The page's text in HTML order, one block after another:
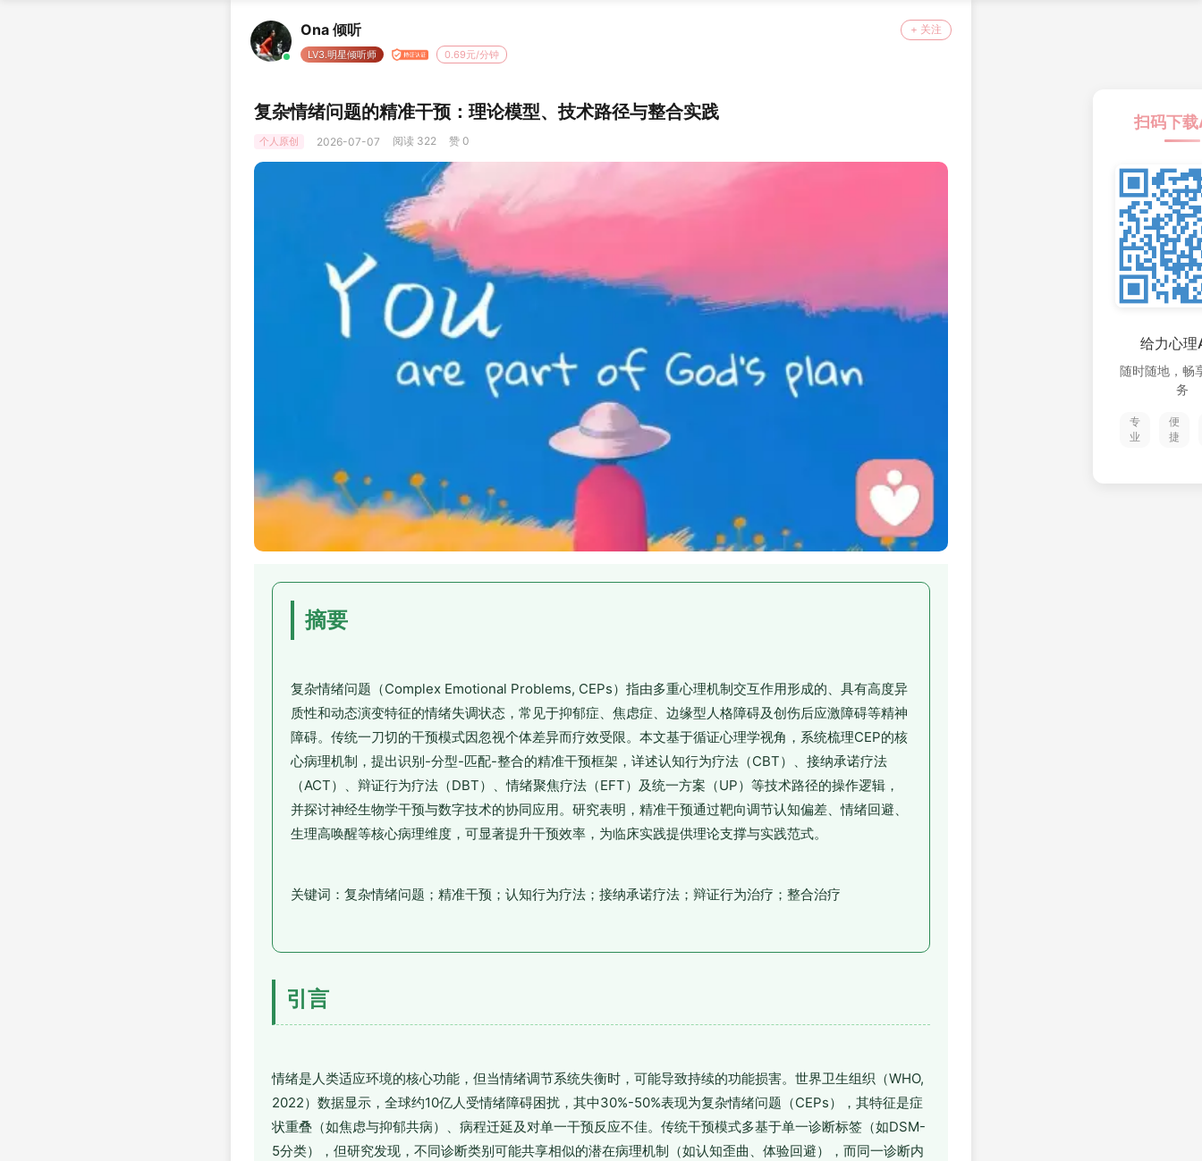
Ona 倾听 + 关注
LV3.明星倾听师 0.69元/分钟
复杂情绪问题的精准干预：理论模型、技术路径与整合实践
个人原创 2026-07-07 阅读 322 赞 0
摘要
复杂情绪问题（Complex Emotional Problems, CEPs）指由多重心理机制交互作用形成的、具有高度异
质性和动态演变特征的情绪失调状态，常见于抑郁症、焦虑症、边缘型人格障碍及创伤后应激障碍等精神
障碍。传统一刀切的干预模式因忽视个体差异而疗效受限。本文基于循证心理学视角，系统梳理CEP的核
心病理机制，提出识别-分型-匹配-整合的精准干预框架，详述认知行为疗法（CBT）、接纳承诺疗法
（ACT）、辩证行为疗法（DBT）、情绪聚焦疗法（EFT）及统一方案（UP）等技术路径的操作逻辑，
并探讨神经生物学干预与数字技术的协同应用。研究表明，精准干预通过靶向调节认知偏差、情绪回避、
生理高唤醒等核心病理维度，可显著提升干预效率，为临床实践提供理论支撑与实践范式。
关键词：复杂情绪问题；精准干预；认知行为疗法；接纳承诺疗法；辩证行为治疗；整合治疗
引言
情绪是人类适应环境的核心功能，但当情绪调节系统失衡时，可能导致持续的功能损害。世界卫生组织（WHO,
2022）数据显示，全球约10亿人受情绪障碍困扰，其中30%-50%表现为复杂情绪问题（CEPs），其特征是症
状重叠（如焦虑与抑郁共病）、病程迁延及对单一干预反应不佳。传统干预模式多基于单一诊断标签（如DSM-
5分类），但研究发现，不同诊断类别可能共享相似的潜在病理机制（如认知歪曲、体验回避），而同一诊断内
扫码下
给力心理
随时随地，畅
务
专
业
便
捷